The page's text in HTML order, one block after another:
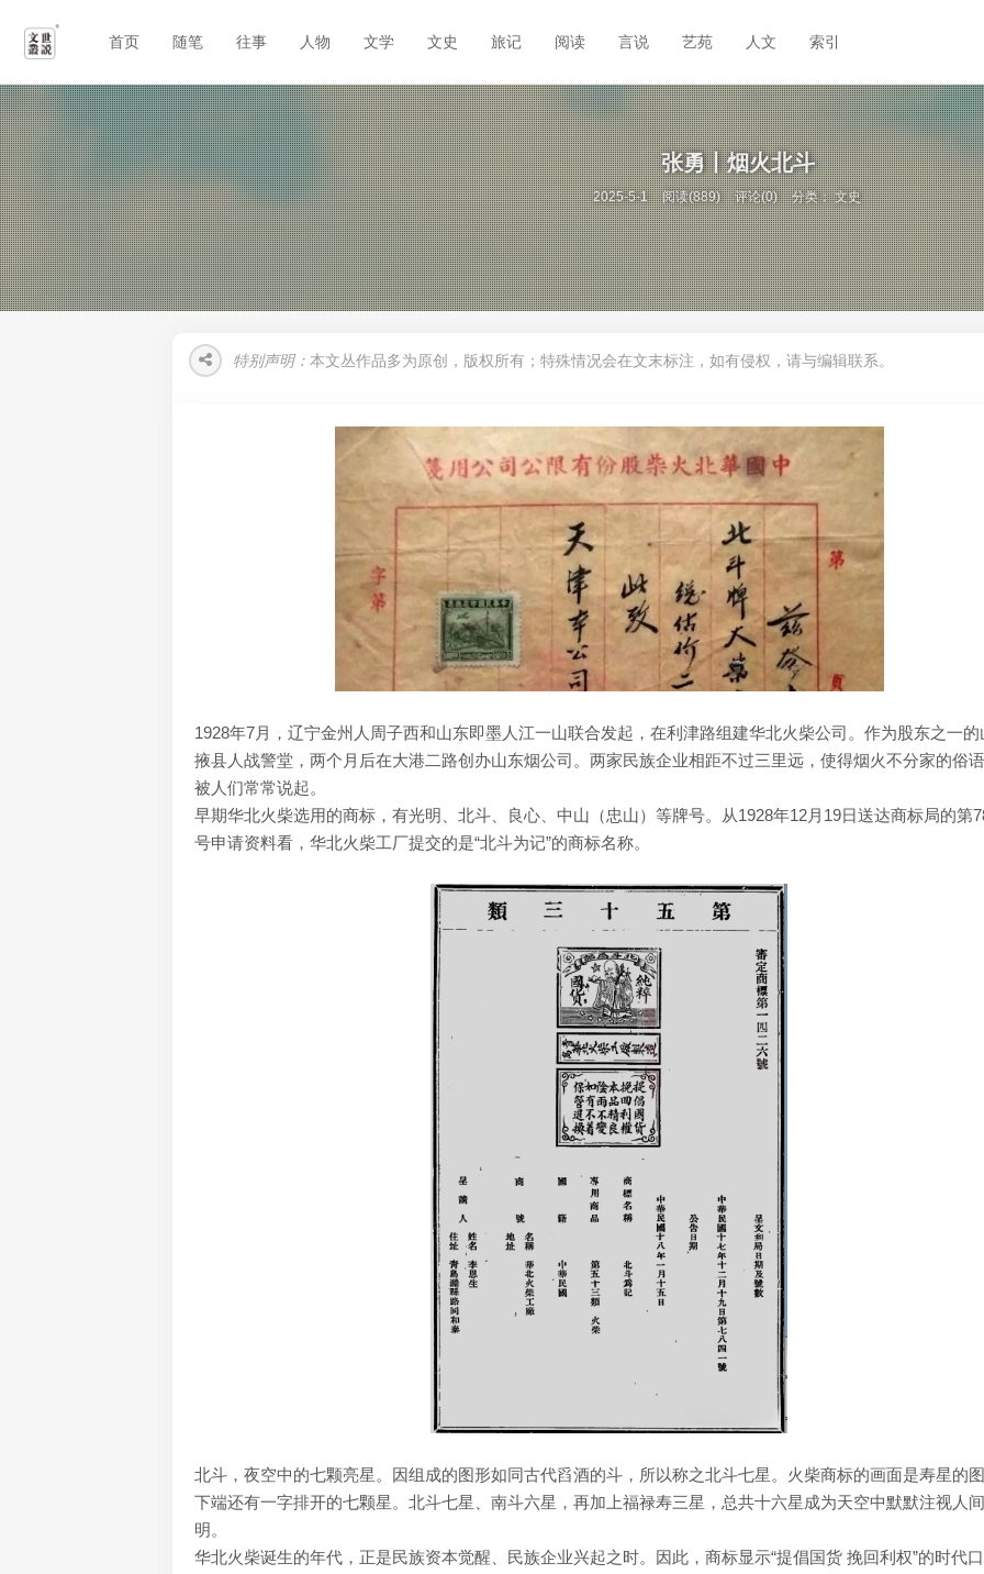
首页 随笔 往事 人物 文学 文史 旅记 阅读 言说 艺苑 人文 索引
张勇丨烟火北斗
2025-5-1 阅读(889) 评论(0) 分类：文史
特别声明： 本文丛作品多为原创，版权所有；特殊情况会在文末标注，如有侵权，请与编辑联系。
1928年7月，辽宁金州人周子西和山东即墨人江一山联合发起，在利津路组建华北火柴公司。作为股东之一的
掖县人战警堂，两个月后在大港二路创办山东烟公司。两家民族企业相距不过三里远，使得烟火不分家的俗
被人们常常说起。
早期华北火柴选用的商标，有光明、北斗、良心、中山（忠山）等牌号。从1928年12月19日送达商标局的第
号申请资料看，华北火柴工厂提交的是“北斗为记”的商标名称。
北斗，夜空中的七颗亮星。因组成的图形如同古代舀酒的斗，所以称之北斗七星。火柴商标的画面是寿星的
下端还有一字排开的七颗星。北斗七星、南斗六星，再加上福禄寿三星，总共十六星成为天空中默默注视人
明。
华北火柴诞生的年代，正是民族资本觉醒、民族企业兴起之时。因此，商标显示“提倡国货 挽回利权”的时代口